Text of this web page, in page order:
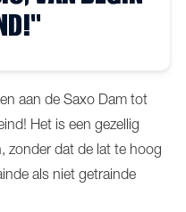
aan de Saxo Dam tot
Het is een gezellig
zonder dat de lat te hoog
als niet getrainde